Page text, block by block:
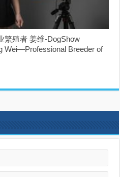
繁殖者 姜维-DogShow
Wei—Professional Breeder of